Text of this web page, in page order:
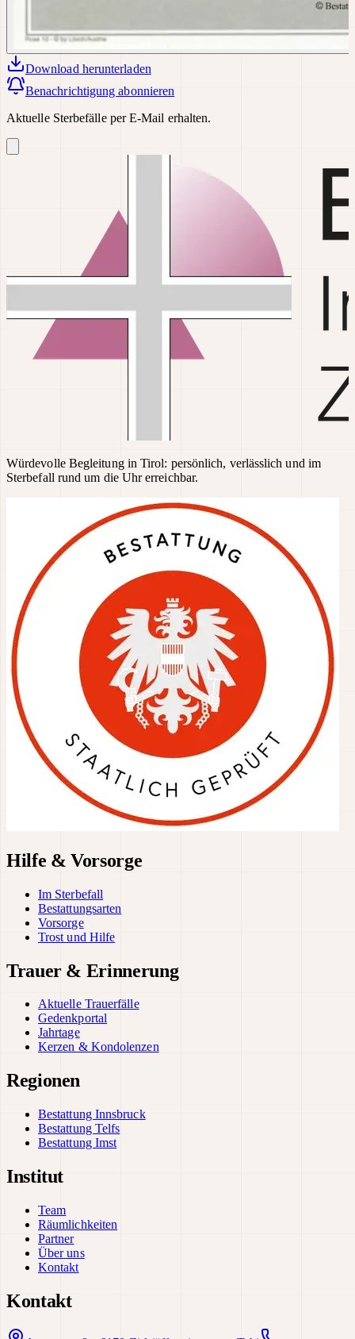
Download herunterladen
Benachrichtigung abonnieren
Aktuelle Sterbefälle per E-Mail erhalten.
Würdevolle Begleitung in Tirol: persönlich, verlässlich und im
Sterbefall rund um die Uhr erreichbar.
Hilfe & Vorsorge
Im Sterbefall
Bestattungsarten
Vorsorge
Trost und Hilfe
Trauer & Erinnerung
Aktuelle Trauerfälle
Gedenkportal
Jahrtage
Kerzen & Kondolenzen
Regionen
Bestattung Innsbruck
Bestattung Telfs
Bestattung Imst
Institut
Team
Räumlichkeiten
Partner
Über uns
Kontakt
Kontakt